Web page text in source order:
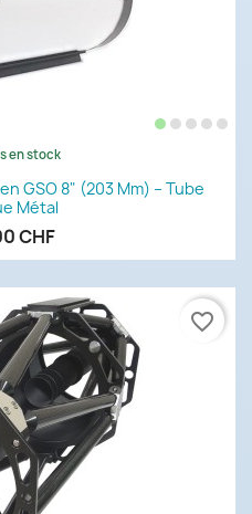
en stock
GSO 8" (203 Mm) – Tube
Métal
CHF
favorite_border